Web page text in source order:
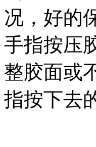
况，好的
手指按压
整胶面或
指按下去